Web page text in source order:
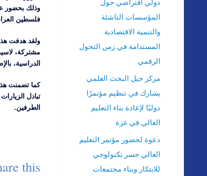
وذلك بحضور
فلسطين
ولقد هدفت
مشتركة،
الدراسية،
كما تضمنت
تبادل
الطرفين.
this:
دولي افتراضي حول
المؤسسات الناشئة
والتنمية الاقتصادية
المستدامة في زمن التحول
الرقمي
مركز جيل البحث العلمي
يشارك في تنظيم مؤتمرًا
دوليًا لإعادة بناء التعليم
العالي في غزة
دعوة لحضور مؤتمر التعليم
العالي جسر تكنولوجي
للابتكار وبناء مجتمعات